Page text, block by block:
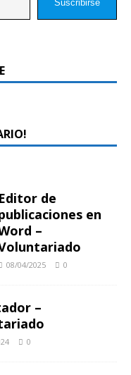
Suscribirse
Editor de
en
–
08/04/2025 0
–
0